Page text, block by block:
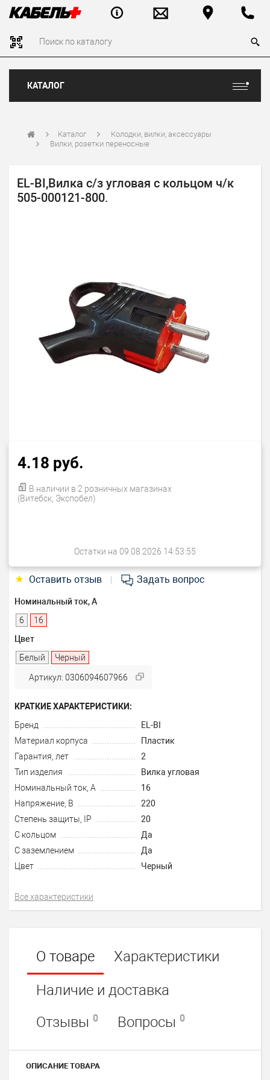
КАТАЛОГ
Каталог
Колодки, вилки, аксессуары
Вилки, розетки переносные
EL-BI,Вилка с/з угловая с кольцом ч/к
505-000121-800.
4.18 руб.
В наличии в 2 розничных магазинах
(Витебск, Экспобел)
Остатки на 09.08.2026 14:53:55
★ Оставить отзыв Задать вопрос
Номинальный ток, А
6
16
Цвет
Белый
Черный
Артикул: 0306094607966
КРАТКИЕ ХАРАКТЕРИСТИКИ:
Бренд
EL-BI
Материал корпуса
Пластик
Гарантия, лет
2
Тип изделия
Вилка угловая
Номинальный ток, А
16
Напряжение, В
220
Степень защиты, IP
20
С кольцом
Да
С заземлением
Да
Цвет
Черный
Все характеристики
О товаре
Характеристики
Наличие и доставка
Отзывы 0 Вопросы 0
ОПИСАНИЕ ТОВАРА